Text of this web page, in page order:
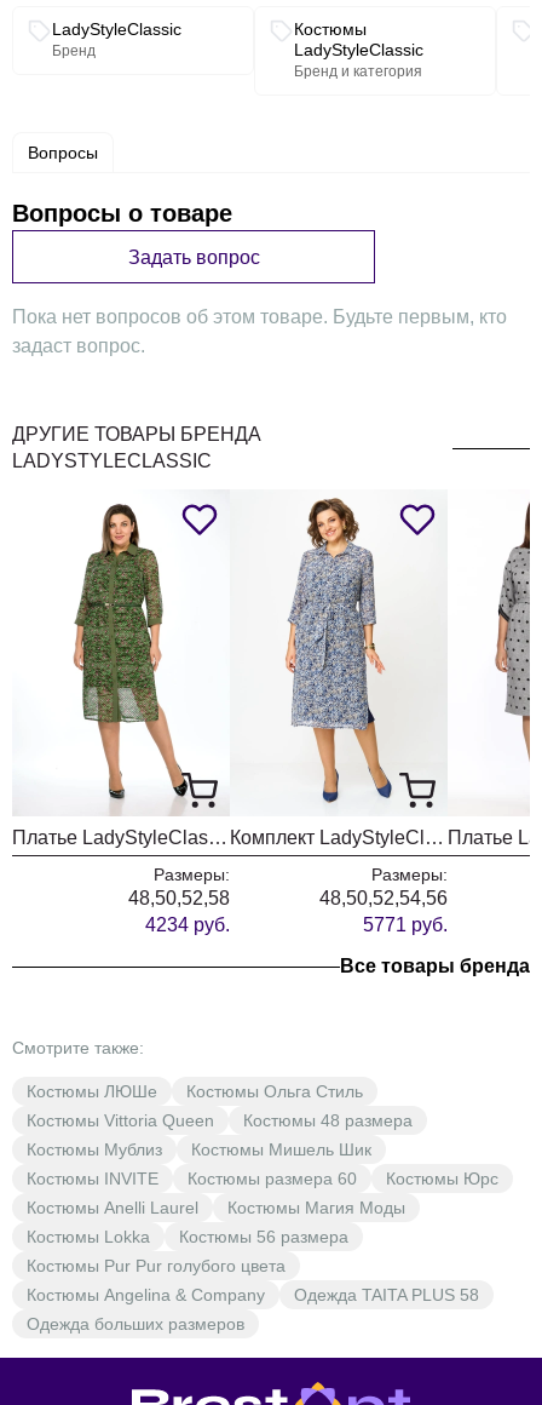
рукава 42 см, длина юбки 69 см.
Связанные разделы каталога
LadyStyleClassic
Бренд
Костюмы
LadyStyleClassic
Бренд и категория
Вопросы
Вопросы о товаре
Задать вопрос
Пока нет вопросов об этом товаре. Будьте первым, кто
задаст вопрос.
ДРУГИЕ ТОВАРЫ БРЕНДА
LADYSTYLECLASSIC
Платье LadyStyleClassic 1922/2 зеленый с малиновым
Размеры:
48,50,52,58
4234 руб.
Комплект LadyStyleClassic 1861-6
Размеры:
48,50,52,54,56
5771 руб.
Все товары бренда
Смотрите также:
Костюмы ЛЮШе
Костюмы Ольга Стиль
Костюмы Vittoria Queen
Костюмы 48 размера
Костюмы Мублиз
Костюмы Мишель Шик
Костюмы INVITE
Костюмы размера 60
Костюмы Юрс
Костюмы Anelli Laurel
Костюмы Магия Моды
Костюмы Lokka
Костюмы 56 размера
Костюмы Pur Pur голубого цвета
Костюмы Angelina & Company
Одежда TAITA PLUS 58
Одежда больших размеров